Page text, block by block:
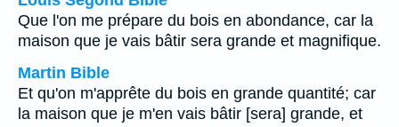
Que l'on me prépare du bois en abondance, car la
maison que je vais bâtir sera grande et magnifique.
Martin Bible
Et qu'on m'apprête du bois en grande quantité; car
la maison que je m'en vais bâtir [sera] grande, et